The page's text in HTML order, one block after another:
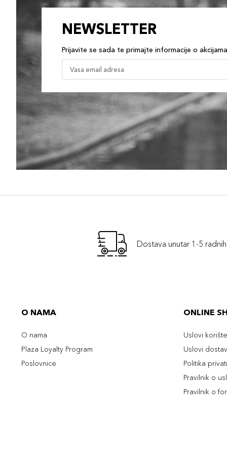
NEWSLETTER
Prijavite se sada te primajte informacije o
Dostava unutar 1-5
O NAMA
O nama
Plaza Loyalty Program
Poslovnice
ONLINE
Uslovi
Uslovi
Politika
Pravilnik o
Pravilnik o